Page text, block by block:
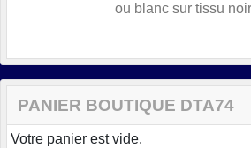
ou blanc sur tissu noir
PANIER BOUTIQUE DTA74
Votre panier est vide.